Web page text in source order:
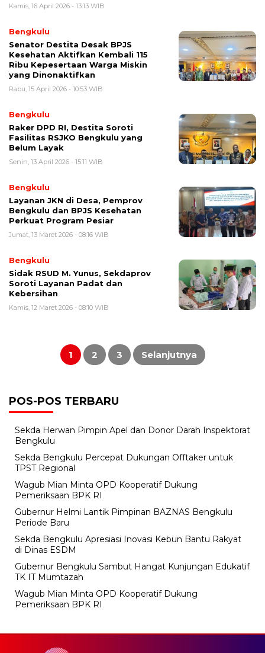
Kamis, 16 April 2026 - 13:13 WIB
Bengkulu
Senator Destita Desak BPJS
Kesehatan Aktifkan Kembali 115
Ribu Kepesertaan Warga Miskin
yang Dinonaktifkan
Rabu, 15 April 2026 - 10:53 WIB
Bengkulu
Raker DPD RI, Destita Soroti
Fasilitas RSJKO Bengkulu yang
Belum Layak
Senin, 13 April 2026 - 15:11 WIB
Bengkulu
Layanan JKN di Desa, Pemprov
Bengkulu dan BPJS Kesehatan
Perkuat Program Pesiar
Jumat, 13 Maret 2026 - 08:16 WIB
Bengkulu
Sidak RSUD M. Yunus, Sekdaprov
Soroti Layanan Padat dan
Kebersihan
Kamis, 12 Maret 2026 - 08:10 WIB
Paginasi
1 2 3 Selanjutnya
POS-POS TERBARU
Sekda Herwan Pimpin Apel dan Donor Darah Inspektorat
Bengkulu
Sekda Bengkulu Percepat Dukungan Offtaker untuk
TPST Regional
Wagub Mian Minta OPD Kooperatif Dukung
Pemeriksaan BPK RI
Gubernur Helmi Lantik Pimpinan BAZNAS Bengkulu
Periode Baru
Sekda Bengkulu Apresiasi Inovasi Kebun Bantu Rakyat
di Dinas ESDM
Gubernur Bengkulu Sambut Hangat Kunjungan Edukatif
TK IT Mumtazah
Wagub Mian Minta OPD Kooperatif Dukung
Pemeriksaan BPK RI